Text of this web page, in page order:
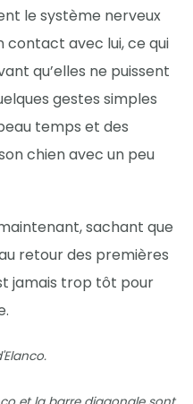
le système nerveux
contact avec lui, ce qui
qu’elles ne puissent
gestes simples
temps et des
chien avec un peu
sachant que
retour des premières
jamais trop tôt pour